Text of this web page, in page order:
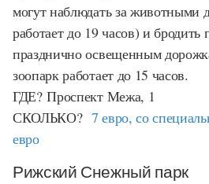
могут наблюдать за животными
работает до 19 часов) и
празднично освещенным
зоопарк работает до 15 часов.
ГДЕ? Проспект Межа, 1
СКОЛЬКО? 7 евро, со
евро
Рижский Снежный парк